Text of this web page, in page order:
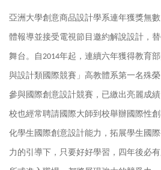
亞洲大學創意商品設計學系連年獲獎無
體報導並接受電視節目邀約解說設計，
舞台。自2014年起，連續六年獲得教育
與設計類國際競賽」高教體系第一名殊
參與國際創意設計競賽，已繳出亮麗成
校也經常聘請國際大師到校舉辦國際性
化學生國際創意設計能力，拓展學生國
力的引導下，只要好好學習，四年後必